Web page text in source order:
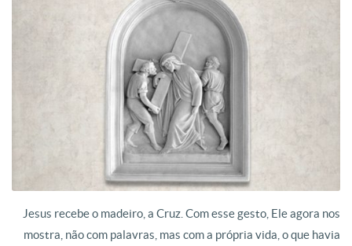
Jesus recebe o madeiro, a Cruz. Com esse gesto, Ele agora nos
mostra, não com palavras, mas com a própria vida, o que havia